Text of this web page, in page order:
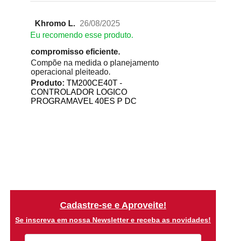
Khromo L. 26/08/2025
Eu recomendo esse produto.
compromisso eficiente.
Compõe na medida o planejamento
operacional pleiteado.
Produto: TM200CE40T -
CONTROLADOR LOGICO
PROGRAMAVEL 40ES P DC
Cadastre-se e Aproveite!
Se inscreva em nossa Newsletter e receba as novidades!